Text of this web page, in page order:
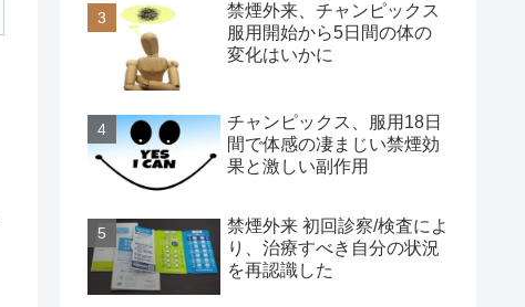
禁煙外来、チャンピックス
服用開始から5日間の体の
変化はいかに
チャンピックス、服用18日
間で体感の凄まじい禁煙効
果と激しい副作用
禁煙外来 初回診察/検査によ
り、治療すべき自分の状況
を再認識した